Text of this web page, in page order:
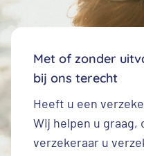
Met of zonder
bij ons terecht
Heeft u een
Wij helpen u graag,
verzekeraar u